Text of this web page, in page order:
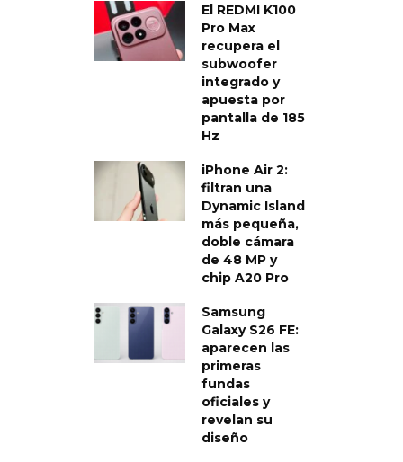
El REDMI K100
Pro Max
recupera el
subwoofer
integrado y
apuesta por
pantalla de 185
Hz
iPhone Air 2:
filtran una
Dynamic Island
más pequeña,
doble cámara
de 48 MP y
chip A20 Pro
Samsung
Galaxy S26 FE:
aparecen las
primeras
fundas
oficiales y
revelan su
diseño